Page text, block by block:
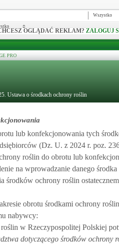
Wszystko
OGLĄDAĆ REKLAM? ZALOGUJ
PRO
Ustawa o środkach ochrony roślin
lub konfekcjonowania tych
(Dz. U. z 2024 r. poz.
roślin do obrotu lub
na wprowadzanie danego
środków ochrony roślin
obrotu środkami ochrony
nabywcy:
w Rzeczypospolitej Polskiej
dotyczącego środków ochrony